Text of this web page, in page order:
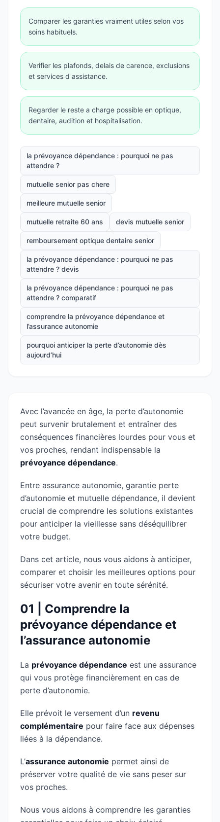
Comparer les garanties vraiment utiles selon vos
soins habituels.
Verifier les plafonds, delais de carence, exclusions
et services d assistance.
Regarder le reste a charge possible en optique,
dentaire, audition et hospitalisation.
la prévoyance dépendance : pourquoi ne pas
attendre ?
mutuelle senior pas chere
meilleure mutuelle senior
mutuelle retraite 60 ans devis mutuelle senior
remboursement optique dentaire senior
la prévoyance dépendance : pourquoi ne pas
attendre ? devis
la prévoyance dépendance : pourquoi ne pas
attendre ? comparatif
comprendre la prévoyance dépendance et
l’assurance autonomie
pourquoi anticiper la perte d’autonomie dès
aujourd’hui
Avec l’avancée en âge, la perte d’autonomie
peut survenir brutalement et entraîner des
conséquences financières lourdes pour vous et
vos proches, rendant indispensable la
prévoyance dépendance.
Entre assurance autonomie, garantie perte
d’autonomie et mutuelle dépendance, il devient
crucial de comprendre les solutions existantes
pour anticiper la vieillesse sans déséquilibrer
votre budget.
Dans cet article, nous vous aidons à anticiper,
comparer et choisir les meilleures options pour
sécuriser votre avenir en toute sérénité.
01 | Comprendre la
prévoyance dépendance et
l’assurance autonomie
La prévoyance dépendance est une assurance
qui vous protège financièrement en cas de
perte d’autonomie.
Elle prévoit le versement d’un revenu
complémentaire pour faire face aux dépenses
liées à la dépendance.
L’assurance autonomie permet ainsi de
préserver votre qualité de vie sans peser sur
vos proches.
Nous vous aidons à comprendre les garanties